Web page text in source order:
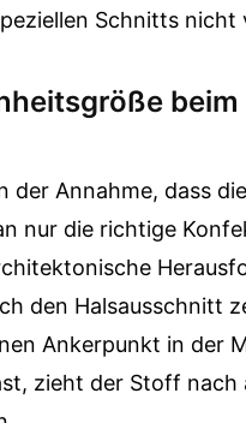
Schnitts nicht
der Annahme, dass
nur die richtige
den Halsausschnitt
Ankerpunkt in der
zieht der Stoff nach